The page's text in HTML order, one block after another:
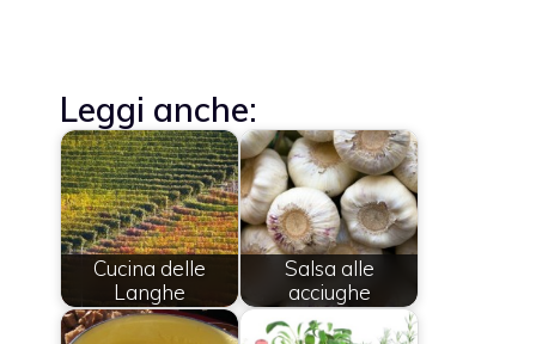
Leggi anche:
Cucina delle
Langhe
Salsa alle
acciughe